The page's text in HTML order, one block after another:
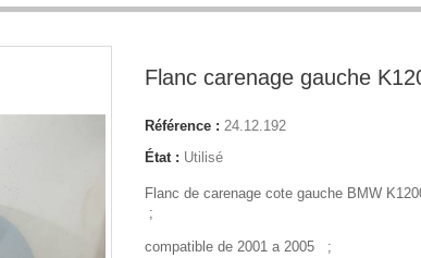
Flanc carenage gauche
Référence : 24.12.192
État : Utilisé
Flanc de carenage cote gauche BMW
;
compatible de 2001 a 2005 ;